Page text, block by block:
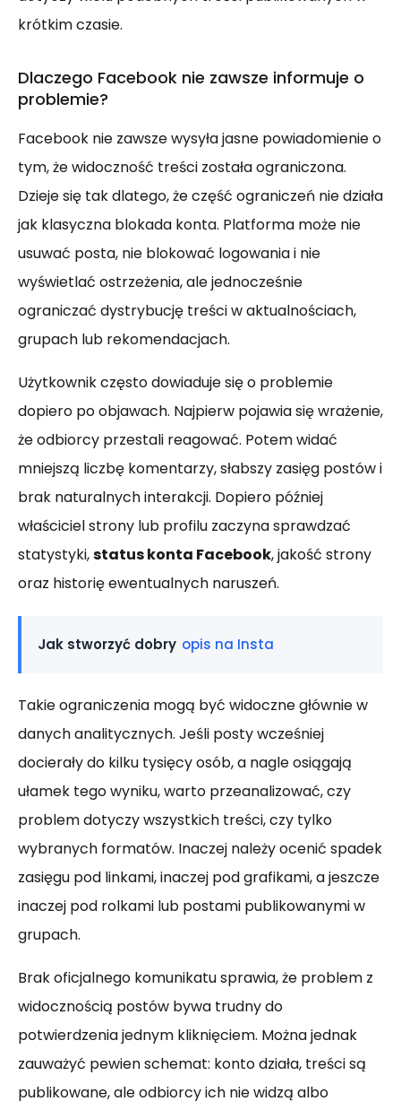
krótkim czasie.
Dlaczego Facebook nie zawsze informuje o
problemie?
Facebook nie zawsze wysyła jasne powiadomienie o
tym, że widoczność treści została ograniczona.
Dzieje się tak dlatego, że część ograniczeń nie działa
jak klasyczna blokada konta. Platforma może nie
usuwać posta, nie blokować logowania i nie
wyświetlać ostrzeżenia, ale jednocześnie
ograniczać dystrybucję treści w aktualnościach,
grupach lub rekomendacjach.
Użytkownik często dowiaduje się o problemie
dopiero po objawach. Najpierw pojawia się wrażenie,
że odbiorcy przestali reagować. Potem widać
mniejszą liczbę komentarzy, słabszy zasięg postów i
brak naturalnych interakcji. Dopiero później
właściciel strony lub profilu zaczyna sprawdzać
statystyki,status konta Facebook, jakość strony
oraz historię ewentualnych naruszeń.
Jak stworzyć dobry opis na Insta
Takie ograniczenia mogą być widoczne głównie w
danych analitycznych. Jeśli posty wcześniej
docierały do kilku tysięcy osób, a nagle osiągają
ułamek tego wyniku, warto przeanalizować, czy
problem dotyczy wszystkich treści, czy tylko
wybranych formatów. Inaczej należy ocenić spadek
zasięgu pod linkami, inaczej pod grafikami, a jeszcze
inaczej pod rolkami lub postami publikowanymi w
grupach.
Brak oficjalnego komunikatu sprawia, że problem z
widocznością postów bywa trudny do
potwierdzenia jednym kliknięciem. Można jednak
zauważyć pewien schemat: konto działa, treści są
publikowane, ale odbiorcy ich nie widzą albo